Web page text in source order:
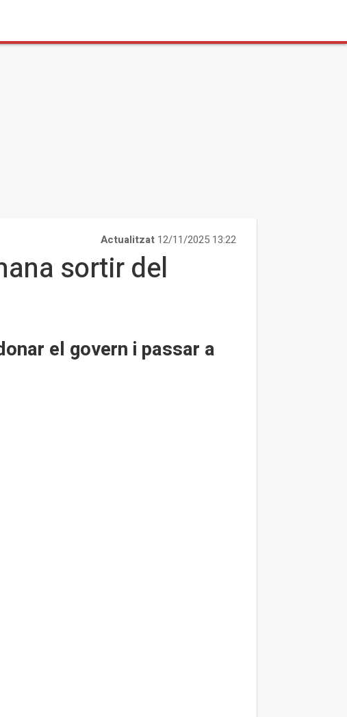
Actualitzat 12/11/2025 13:22
sortir del
el govern i passar a